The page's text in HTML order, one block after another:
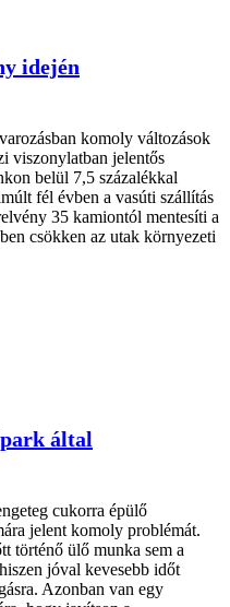
idején
komoly változások
viszonylatban jelentős
belül 7,5 százalékkal
fél évben a vasúti szállítás
35 kamiontól mentesíti a
csökken az utak környezeti
által
cukorra épülő
jelent komoly problémát.
történő ülő munka sem a
jóval kevesebb időt
Azonban van egy